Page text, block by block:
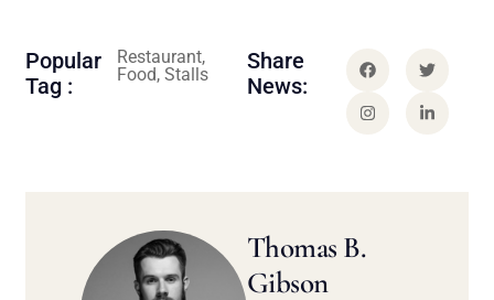
Popular
Tag :
Restaurant,
Food, Stalls
Share
News:
Thomas B.
Gibson